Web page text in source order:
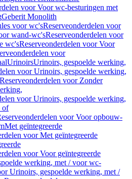
voor Voor wc-besturingen met
Geberit Monolith
voor wc'sReserveonderdelen voor
wand-wc'sReserveonderdelen voor
wc'sReserveonderdelen voor Voor
voor
UrinoirsUrinoirs, gespoelde werking,
voor Urinoirs, gespoelde werking,
Reserveonderdelen voor Zonder
voor Urinoirs, gespoelde werking,
of
voor Voor opbouw-
Met geïntegreerde
voor Met geïntegreerde
voor Voor geïntegreerde
werking, met / voor wc-
Urinoirs, gespoelde werking, met /